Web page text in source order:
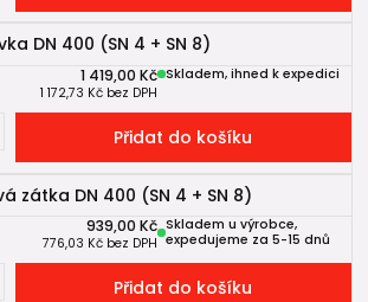
DN 400 (SN 4 + SN 8)
1 419,00 Kč
1 172,73 Kč bez DPH
Skladem, ihned k expedici
Přidat do košíku
zátka DN 400 (SN 4 + SN 8)
939,00 Kč
776,03 Kč bez DPH
Skladem u výrobce,
expedujeme za 5-15 dnů
Přidat do košíku